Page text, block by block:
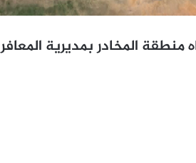
المخادر بمديرية المعافر